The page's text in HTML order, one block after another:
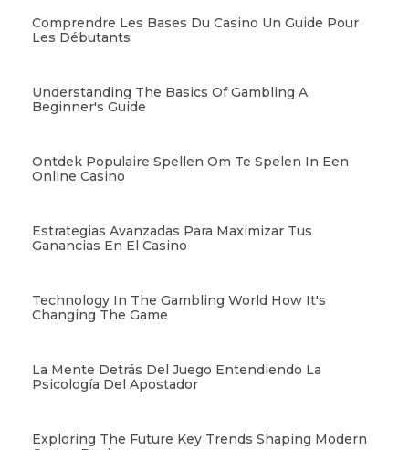
Comprendre Les Bases Du Casino Un Guide Pour
Les Débutants
Understanding The Basics Of Gambling A
Beginner's Guide
Ontdek Populaire Spellen Om Te Spelen In Een
Online Casino
Estrategias Avanzadas Para Maximizar Tus
Ganancias En El Casino
Technology In The Gambling World How It's
Changing The Game
La Mente Detrás Del Juego Entendiendo La
Psicología Del Apostador
Exploring The Future Key Trends Shaping Modern